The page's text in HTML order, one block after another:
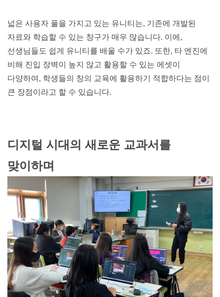
넓은 사용자 풀을 가지고 있는 유니티는, 기존에 개발된
자료와 학습할 수 있는 창구가 매우 많습니다. 이에,
선생님들도 쉽게 유니티를 배울 수가 있죠. 또한, 타 엔진에
비해 진입 장벽이 높지 않고 활용할 수 있는 에셋이
다양하여, 학생들의 창의 교육에 활용하기 적합하다는 점이
큰 장점이라고 할 수 있습니다.
디지털 시대의 새로운 교과서를
맞이하며